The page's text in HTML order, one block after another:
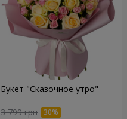
Букет "Сказочное утро"
3 799 грн